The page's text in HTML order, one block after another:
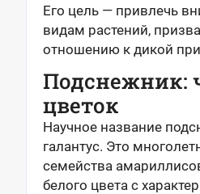
Его цель — привлечь
видам растений,
отношению к дикой
Подснежник:
цветок
Научное название
галантус. Это
семейства
белого цвета с